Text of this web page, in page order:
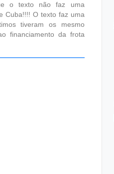
o texto não faz uma
Cuba!!!! O texto faz uma
tiveram os mesmo
financiamento da frota